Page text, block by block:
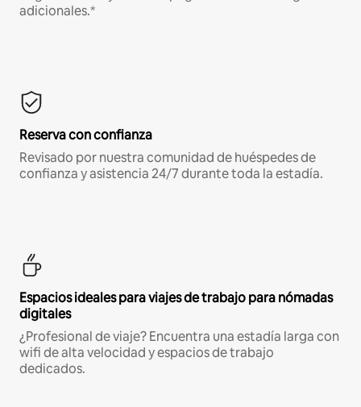
adicionales.*
Reserva con confianza
Revisado por nuestra comunidad de huéspedes de
confianza y asistencia 24/7 durante toda la estadía.
Espacios ideales para viajes de trabajo para nómadas
digitales
¿Profesional de viaje? Encuentra una estadía larga con
wifi de alta velocidad y espacios de trabajo
dedicados.